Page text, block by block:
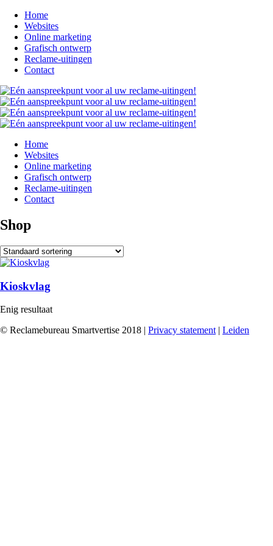
Home
Websites
Online marketing
Grafisch ontwerp
Reclame-uitingen
Contact
Home
Websites
Online marketing
Grafisch ontwerp
Reclame-uitingen
Contact
Shop
Kioskvlag
Enig resultaat
© Reclamebureau Smartvertise 2018 | Privacy statement | Leiden